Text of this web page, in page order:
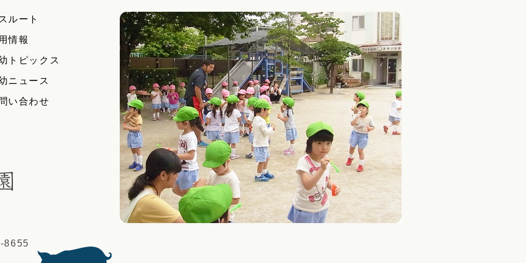
ルート
情報
トピックス
ニュース
い合わせ
学校法人浄智学園 船橋幼稚園
8655